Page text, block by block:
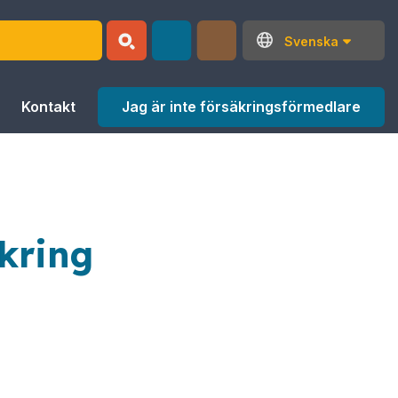
Svenska
Kontakt Jag är inte försäkringsförmedlare